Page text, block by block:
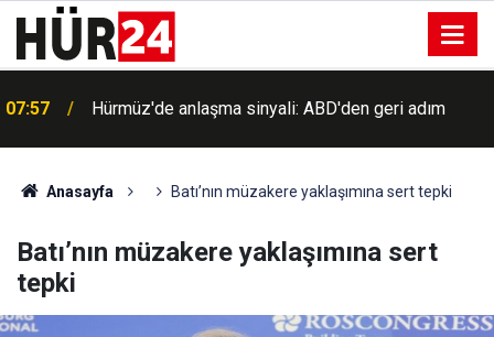
07:37
Marmara ve Kuzey Ege için kuvvetli rüzgâr uyarısı
Anasayfa Batı’nın müzakere yaklaşımına sert tepki
Batı’nın müzakere yaklaşımına sert
tepki